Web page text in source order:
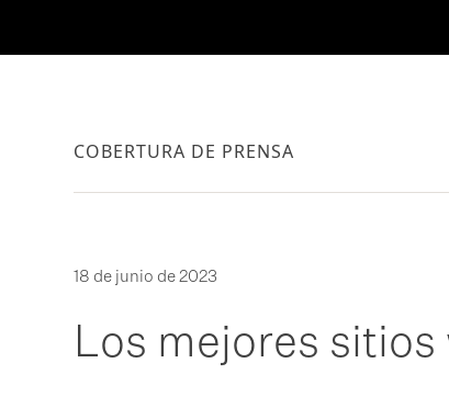
COBERTURA DE PRENSA
18 de junio de 2023
Los mejores